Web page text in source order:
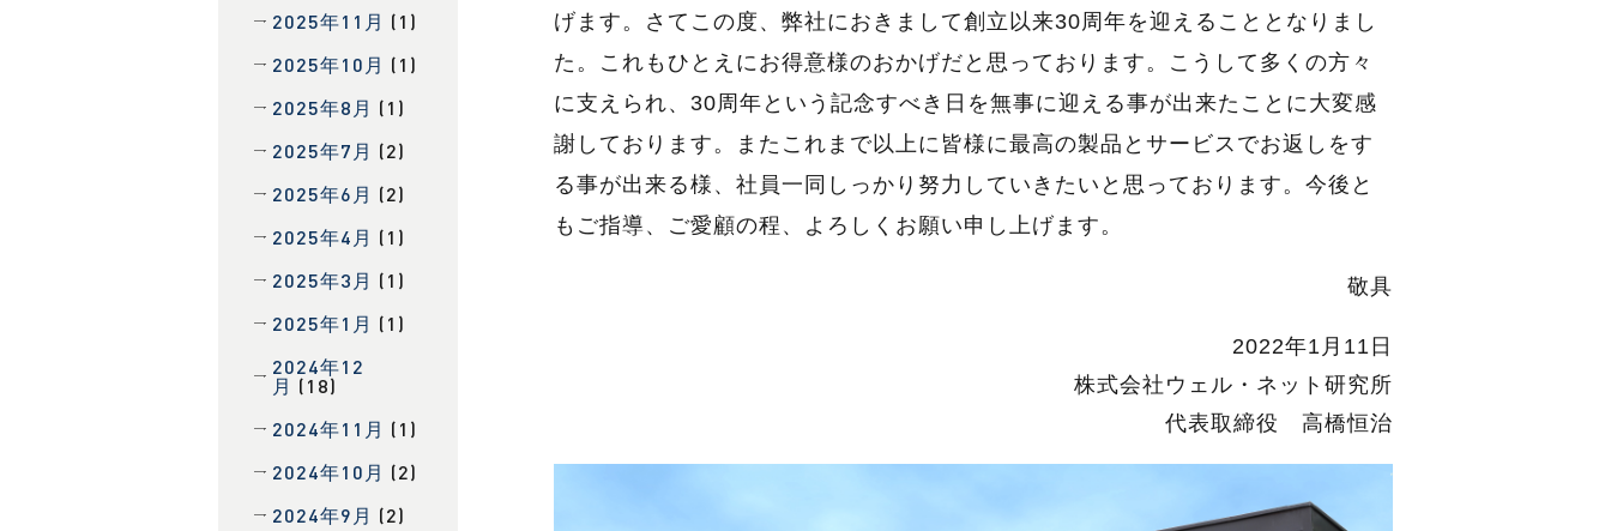
げます。さてこの度、弊社におきまして創立以来30周年を迎えることとなりまし
た。これもひとえにお得意様のおかげだと思っております。こうして多くの方々
に支えられ、30周年という記念すべき日を無事に迎える事が出来たことに大変感
謝しております。またこれまで以上に皆様に最高の製品とサービスでお返しをす
る事が出来る様、社員一同しっかり努力していきたいと思っております。今後と
もご指導、ご愛顧の程、よろしくお願い申し上げます。
敬具
2022年1月11日
株式会社ウェル・ネット研究所
代表取締役 高橋恒治
2025年11月 (1)
2025年10月 (1)
2025年8月 (1)
2025年7月 (2)
2025年6月 (2)
2025年4月 (1)
2025年3月 (1)
2025年1月 (1)
2024年12
月 (18)
2024年11月 (1)
2024年10月 (2)
2024年9月 (2)